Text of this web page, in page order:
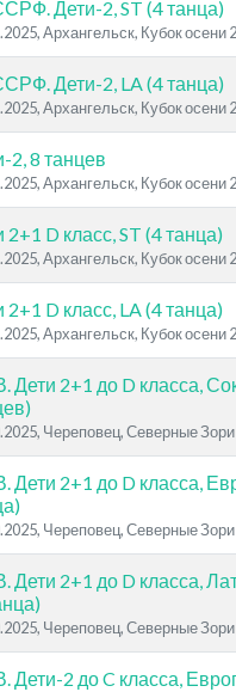
Дети-2, ST (4 танца)
Архангельск, Кубок осени
Дети-2, LA (4 танца)
Архангельск, Кубок осени
2, 8 танцев
Архангельск, Кубок осени
2+1 D класс, ST (4 танца)
Архангельск, Кубок осени
2+1 D класс, LA (4 танца)
Архангельск, Кубок осени
Дети 2+1 до D класса,
Череповец, Северные Зори
Дети 2+1 до D класса,
Череповец, Северные Зори
Дети 2+1 до D класса,
Череповец, Северные Зори
Дети-2 до C класса,